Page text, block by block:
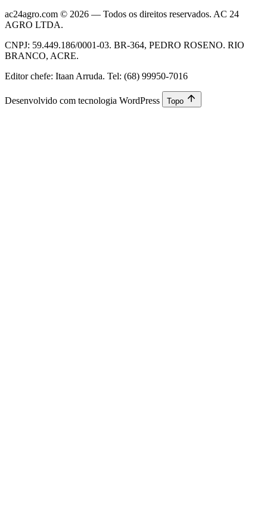
ac24agro.com © 2026 — Todos os direitos reservados. AC 24
AGRO LTDA.
CNPJ: 59.449.186/0001-03. BR-364, PEDRO ROSENO. RIO
BRANCO, ACRE.
Editor chefe: Itaan Arruda. Tel: (68) 99950-7016
Desenvolvido com tecnologia WordPress Topo